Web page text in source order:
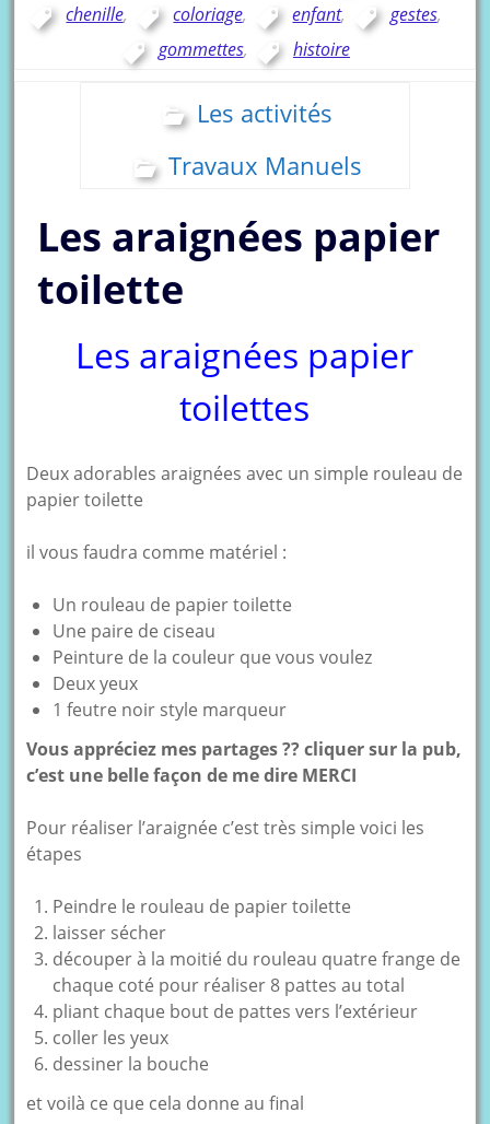
chenille, coloriage, enfant, gestes,
gommettes, histoire
Les activités
Travaux Manuels
Les araignées papier
toilette
Les araignées papier
toilettes
Deux adorables araignées avec un simple rouleau de
papier toilette
il vous faudra comme matériel :
Un rouleau de papier toilette
Une paire de ciseau
Peinture de la couleur que vous voulez
Deux yeux
1 feutre noir style marqueur
Vous appréciez mes partages ?? cliquer sur la pub,
c’est une belle façon de me dire MERCI
Pour réaliser l’araignée c’est très simple voici les
étapes
Peindre le rouleau de papier toilette
laisser sécher
découper à la moitié du rouleau quatre frange de
chaque coté pour réaliser 8 pattes au total
pliant chaque bout de pattes vers l’extérieur
coller les yeux
dessiner la bouche
et voilà ce que cela donne au final